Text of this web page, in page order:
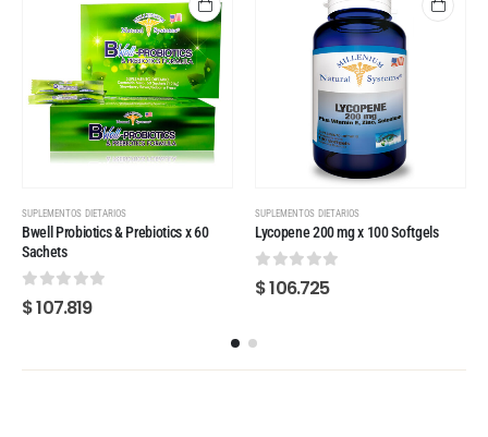
SUPLEMENTOS DIETARIOS
Bwell Probiotics & Prebiotics x 60
Sachets
0 out of 5
$107.819
SUPLEMENTOS DIETARIOS
Lycopene 200 mg x 100 Softgels
0 out of 5
$106.725